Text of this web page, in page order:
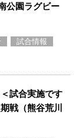
公園ラグビー
試合情報
試合実施です
戦（熊谷荒川